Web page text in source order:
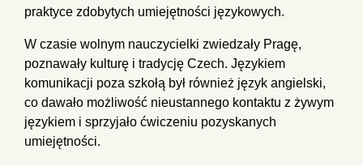
praktyce zdobytych umiejętności językowych.
W czasie wolnym nauczycielki zwiedzały Pragę,
poznawały kulturę i tradycję Czech. Językiem
komunikacji poza szkołą był również język angielski,
co dawało możliwość nieustannego kontaktu z żywym
językiem i sprzyjało ćwiczeniu pozyskanych
umiejętności.